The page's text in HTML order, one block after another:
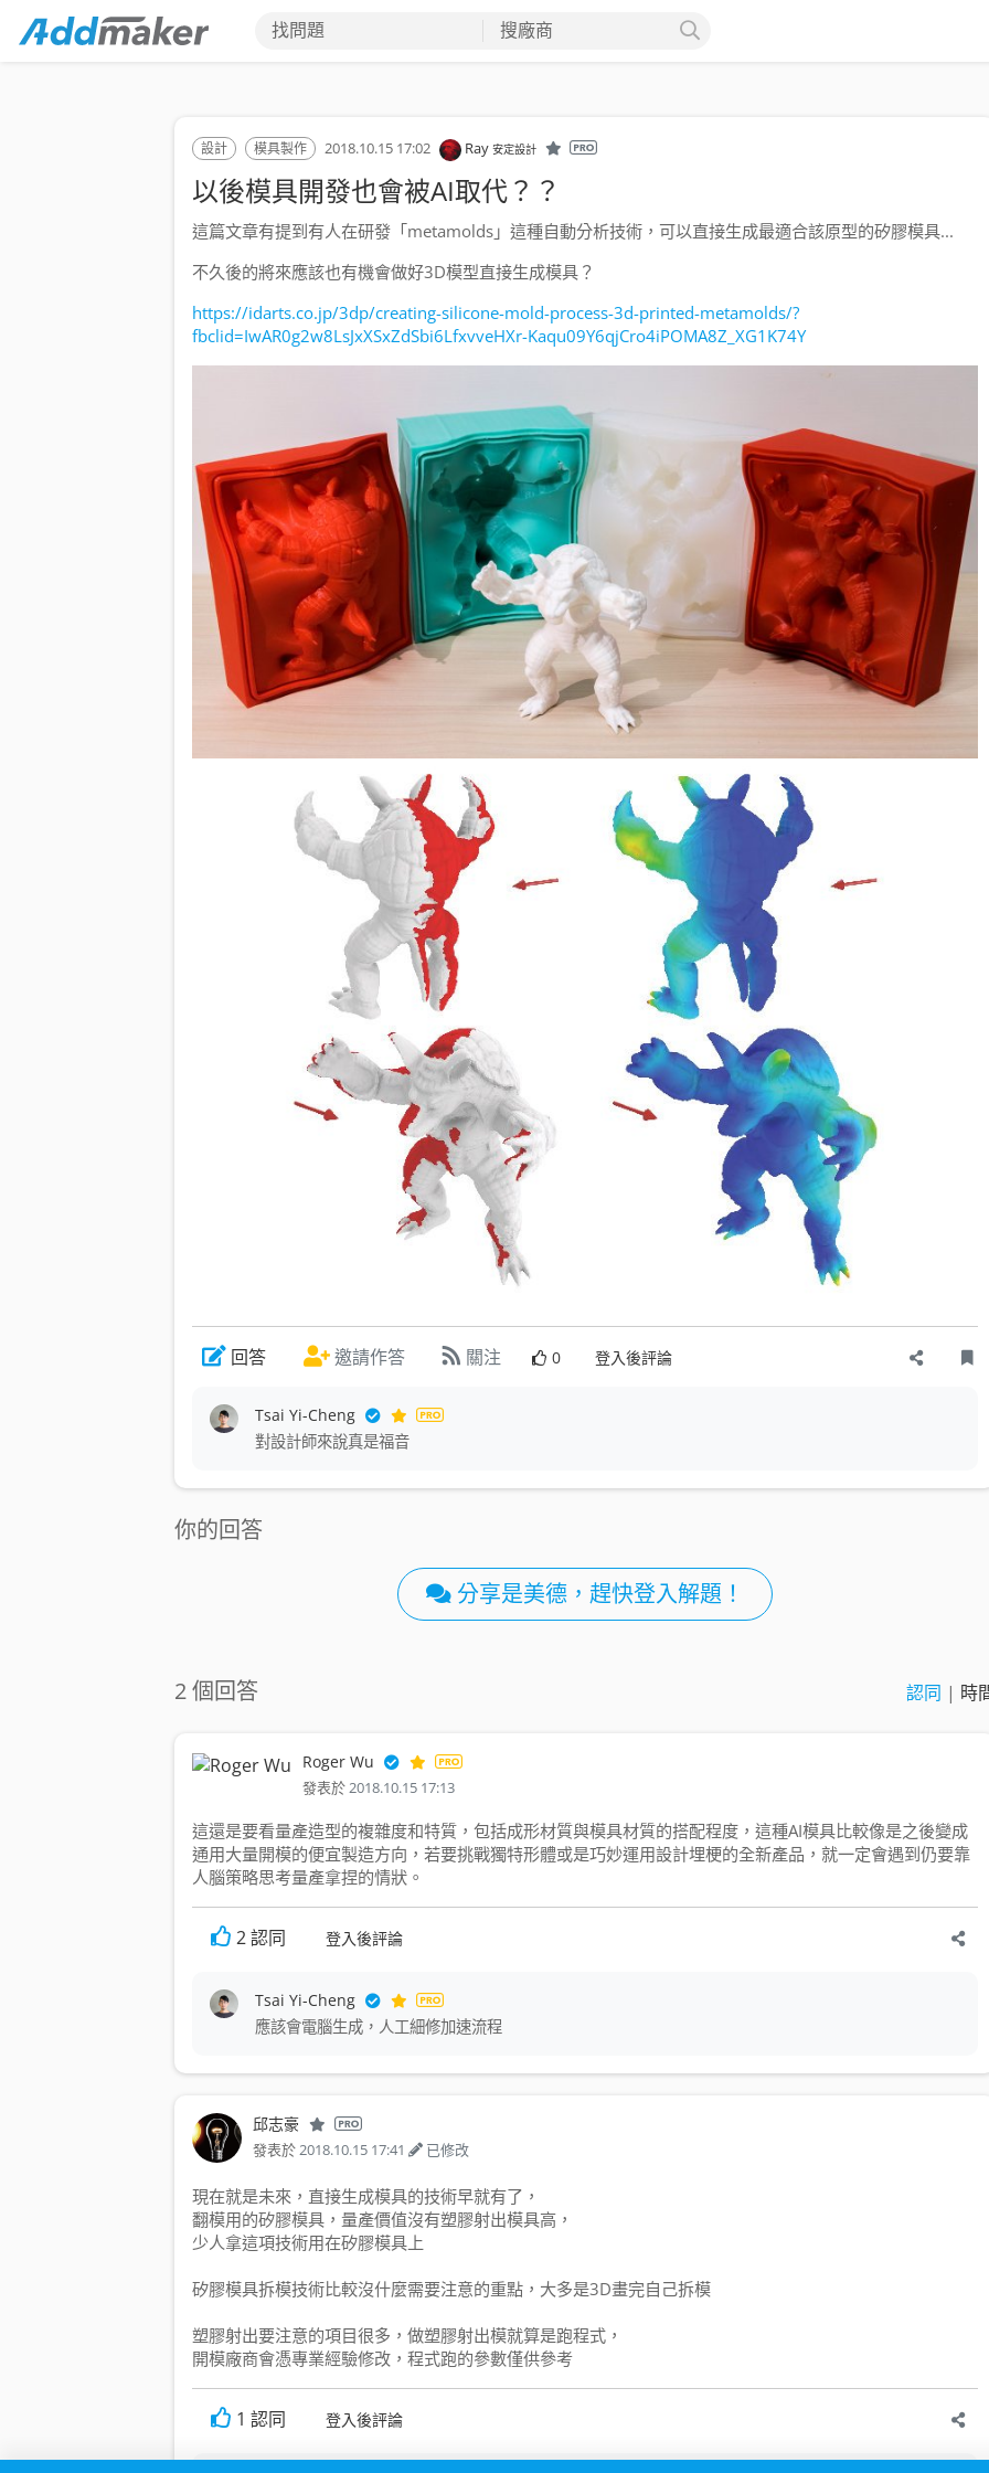
找問題 搜廠商
設計 模具製作 2018.10.15 17:02 Ray 安定設計
以後模具開發也會被AI取代？？
這篇文章有提到有人在研發「metamolds」這種自動分析技術，可以直接生成最適合該原型的矽膠模具...
不久後的將來應該也有機會做好3D模型直接生成模具？
https://idarts.co.jp/3dp/creating-silicone-mold-process-3d-printed-metamolds/?
fbclid=IwAR0g2w8LsJxXSxZdSbi6LfxvveHXr-Kaqu09Y6qjCro4iPOMA8Z_XG1K74Y
回答 邀請作答 關注 0 登入後評論
Tsai Yi-Cheng
對設計師來說真是福音
你的回答
分享是美德，趕快登入解題！
2 個回答 認同 | 時
Roger Wu
發表於2018.10.15 17:13
這還是要看量產造型的複雜度和特質，包括成形材質與模具材質的搭配程度，這種AI模具比較像是之後變成
通用大量開模的便宜製造方向，若要挑戰獨特形體或是巧妙運用設計埋梗的全新產品，就一定會遇到仍要靠
人腦策略思考量產拿捏的情狀。
2認同 登入後評論
Tsai Yi-Cheng
應該會電腦生成，人工細修加速流程
邱志豪
發表於2018.10.15 17:41 已修改
現在就是未來，直接生成模具的技術早就有了，
翻模用的矽膠模具，量產價值沒有塑膠射出模具高，
少人拿這項技術用在矽膠模具上
矽膠模具拆模技術比較沒什麼需要注意的重點，大多是3D畫完自己拆模
塑膠射出要注意的項目很多，做塑膠射出模就算是跑程式，
開模廠商會憑專業經驗修改，程式跑的參數僅供參考
1 認同 登入後評論